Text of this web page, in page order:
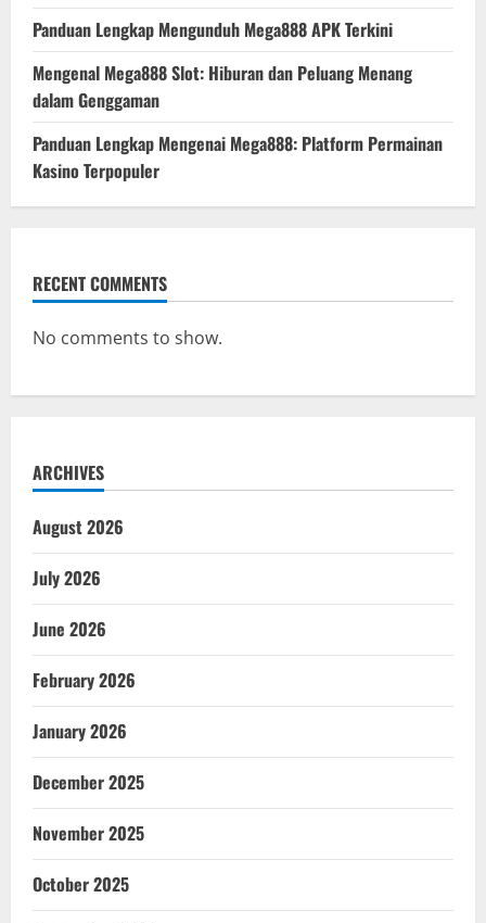
Panduan Lengkap Mengunduh Mega888 APK Terkini
Mengenal Mega888 Slot: Hiburan dan Peluang Menang
dalam Genggaman
Panduan Lengkap Mengenai Mega888: Platform Permainan
Kasino Terpopuler
RECENT COMMENTS
No comments to show.
ARCHIVES
August 2026
July 2026
June 2026
February 2026
January 2026
December 2025
November 2025
October 2025